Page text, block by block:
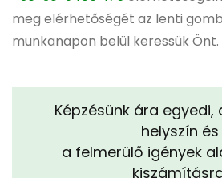
meg elérhetőségét az lenti
munkanapon belül keressük Önt.
Képzésünk ára egyedi,
helyszín és
a felmerülő igények